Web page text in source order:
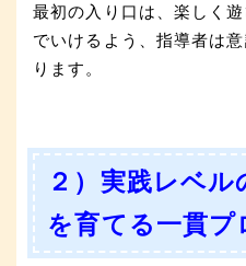
最初の入り口は、楽しく
でいけるよう、指導者は
ります。
２） 実践レベル
を育てる一貫プ